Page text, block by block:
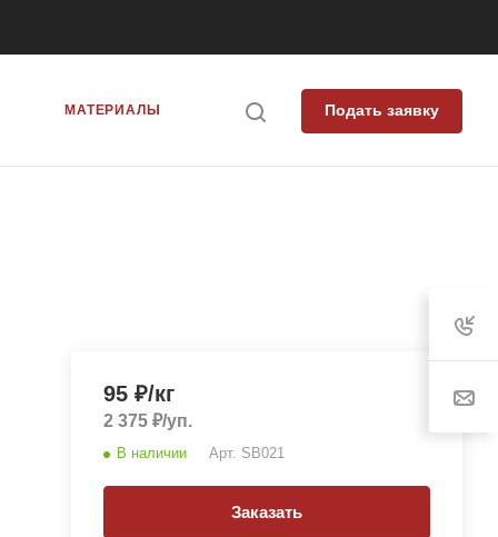
МАТЕРИАЛЫ Подать заявку
95 ₽/кг
2 375 ₽/уп.
В наличии Арт. SB021
Заказать